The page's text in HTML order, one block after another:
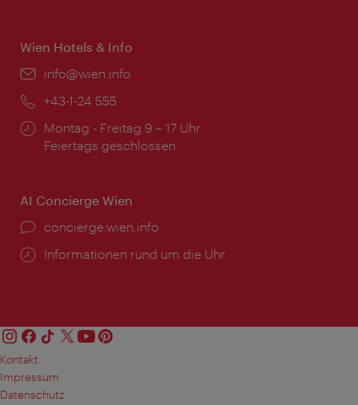
Wien Hotels & Info
Email:
info@wien.info
Telefon:
+43-1-24 555
Öffnungszeiten:
Montag - Freitag 9 – 17 Uhr
Feiertags geschlossen
AI Concierge Wien
Ort:
concierge.wien.info
Öffnungszeiten:
Informationen rund um die Uhr
Kontakt
Impressum
Datenschutz